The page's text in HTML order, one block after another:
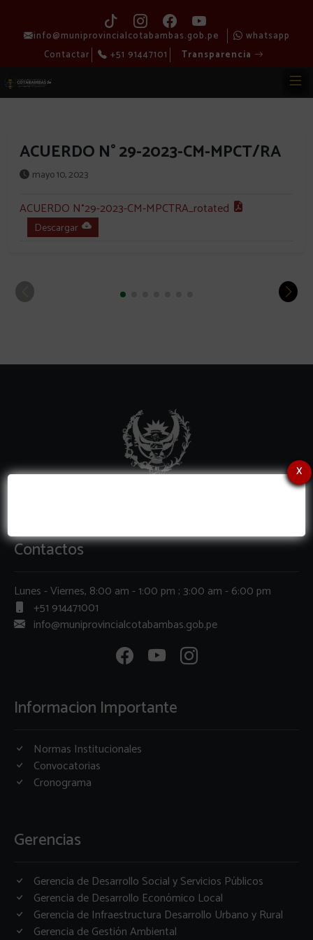
info@muniprovincialcotabambas.gob.pe
whatsapp
Contactar
+51 91447101 Transparencia
ACUERDO N° 29-2023-CM-MPCT/RA
mayo 10, 2023
ACUERDO N°29-2023-CM-MPCTRA_rotated
Descargar
x
Contactos
Lunes - Viernes, 8:00 am - 1:00 pm ; 3:00 am - 6:00 pm
+51 914471001
info@muniprovincialcotabambas.gob.pe
Informacion Importante
Normas Institucionales
Convocatorias
Cronograma
Gerencias
Gerencia de Desarrollo Social y Servicios Públicos
Gerencia de Desarrollo Económico Local
Gerencia de Infraestructura Desarrollo Urbano y Rural
Gerencia de Gestión Ambiental